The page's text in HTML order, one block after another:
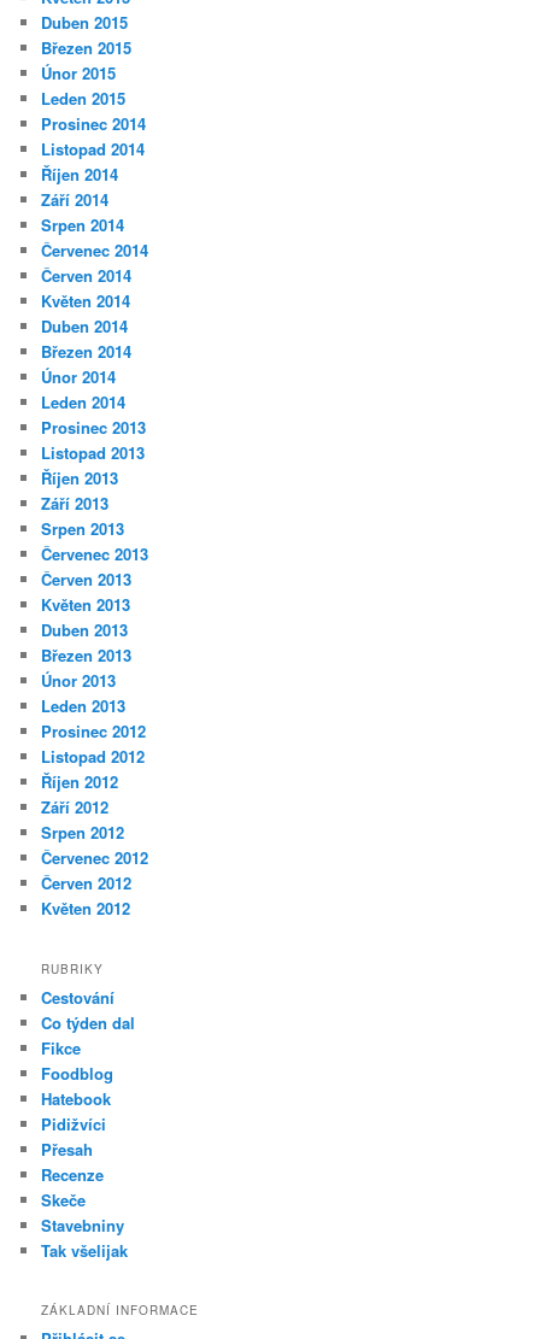
Duben 2015
Březen 2015
Únor 2015
Leden 2015
Prosinec 2014
Listopad 2014
Říjen 2014
Září 2014
Srpen 2014
Červenec 2014
Červen 2014
Květen 2014
Duben 2014
Březen 2014
Únor 2014
Leden 2014
Prosinec 2013
Listopad 2013
Říjen 2013
Září 2013
Srpen 2013
Červenec 2013
Červen 2013
Květen 2013
Duben 2013
Březen 2013
Únor 2013
Leden 2013
Prosinec 2012
Listopad 2012
Říjen 2012
Září 2012
Srpen 2012
Červenec 2012
Červen 2012
Květen 2012
RUBRIKY
Cestování
Co týden dal
Fikce
Foodblog
Hatebook
Pidižvíci
Přesah
Recenze
Skeče
Stavebniny
Tak všelijak
ZÁKLADNÍ INFORMACE